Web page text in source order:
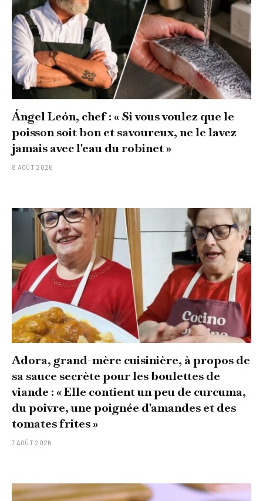
Ángel León, chef : « Si vous voulez que le
poisson soit bon et savoureux, ne le lavez
jamais avec l'eau du robinet »
8 AOÛT 2026
Adora, grand-mère cuisinière, à propos de
sa sauce secrète pour les boulettes de
viande : « Elle contient un peu de curcuma,
du poivre, une poignée d'amandes et des
tomates frites »
7 AOÛT 2026